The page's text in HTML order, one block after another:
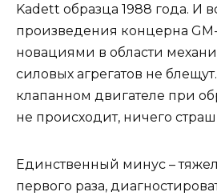
Kadett образца 1988 года. И
произведения концерна
новациями в области
силовых агрегатов не
клапанном двигателе при
не происходит, ничего
Единственный минус –
первого раза,